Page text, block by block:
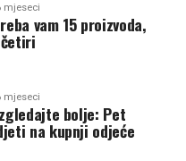
mjeseci
vam 15 proizvoda,
mjeseci
bolje: Pet
na kupnji odjeće